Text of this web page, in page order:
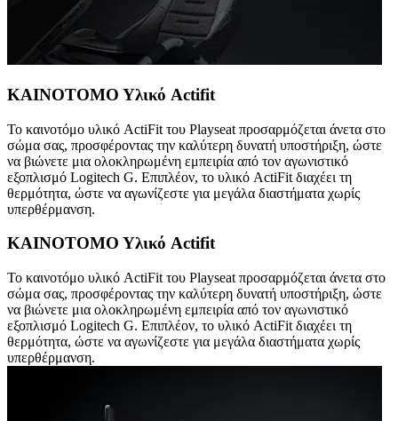
ΚΑΙΝΟΤΟΜΟ Υλικό Actifit
Το καινοτόμο υλικό ActiFit του Playseat προσαρμόζεται άνετα στο
σώμα σας, προσφέροντας την καλύτερη δυνατή υποστήριξη, ώστε
να βιώνετε μια ολοκληρωμένη εμπειρία από τον αγωνιστικό
εξοπλισμό Logitech G. Επιπλέον, το υλικό ActiFit διαχέει τη
θερμότητα, ώστε να αγωνίζεστε για μεγάλα διαστήματα χωρίς
υπερθέρμανση.
ΚΑΙΝΟΤΟΜΟ Υλικό Actifit
Το καινοτόμο υλικό ActiFit του Playseat προσαρμόζεται άνετα στο
σώμα σας, προσφέροντας την καλύτερη δυνατή υποστήριξη, ώστε
να βιώνετε μια ολοκληρωμένη εμπειρία από τον αγωνιστικό
εξοπλισμό Logitech G. Επιπλέον, το υλικό ActiFit διαχέει τη
θερμότητα, ώστε να αγωνίζεστε για μεγάλα διαστήματα χωρίς
υπερθέρμανση.